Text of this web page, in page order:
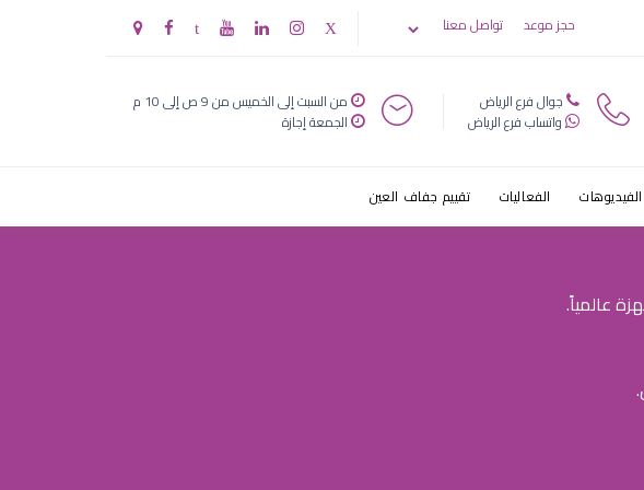
حجز موعد تواصل معنا
جوال فرع الرياض
واتساب فرع الرياض
من السبت إلى الخميس من 9 ص إلى 10 م
الجمعة إجازة
الفعاليات تقييم جفاف العين
عالمياً.